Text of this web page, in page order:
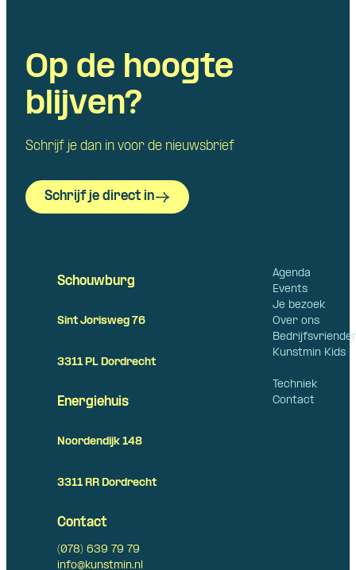
Op de hoogte
blijven?
Schrijf je dan in voor de nieuwsbrief
Schrijf je direct in
Agenda
Events
Je bezoek
Over ons
Kunstmin Kids
Techniek
Contact
Schouwburg
Sint Jorisweg 76
3311 PL Dordrecht
Energiehuis
Noordendijk 148
3311 RR Dordrecht
Contact
(078) 639 79 79
info@kunstmin.nl